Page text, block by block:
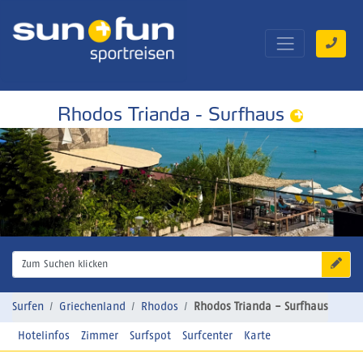
Rhodos Trianda - Surfhaus
Zum Suchen klicken
Surfen Griechenland Rhodos Rhodos Trianda - Surfhaus
Hotelinfos Zimmer Surfspot Surfcenter Karte